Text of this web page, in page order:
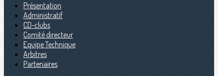
Présentation
Administratif
CD-clubs
Comité directeur
Equipe Technique
Arbitres
Partenaires